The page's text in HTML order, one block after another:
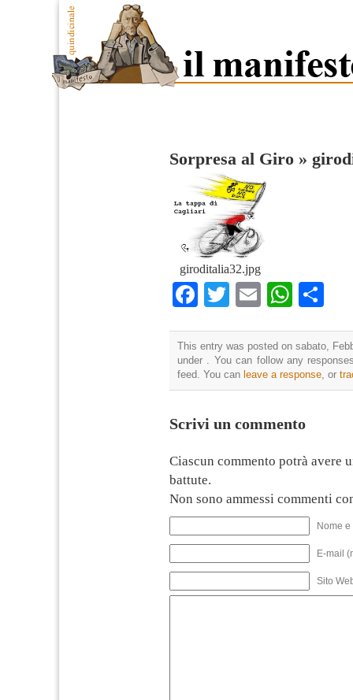
Sorpresa al Giro »
giroditalia32.jpg
Facebook
TwitterEmail
This entry was posted on sabato,
under . You can follow any
feed. You can leave a response , or
Scrivi un commento
Ciascun commento potrà avere
battute.
Non sono ammessi commenti
Nome
E-mail
Sito